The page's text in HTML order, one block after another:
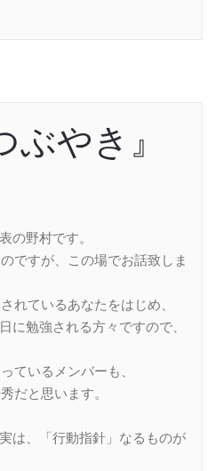
ぶやき』
の野村です。
ですが、この場でお話致しま
れているあなたをはじめ、
に勉強される方々ですので、
ているメンバーも、
だと思います。
は、「行動指針」なるものが